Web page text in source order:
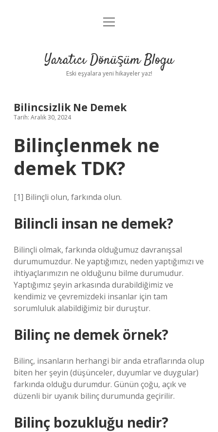
Anasayfa
Yasal Uyarı
menüyü
Yaratıcı Dönüşüm Blogu
Eski eşyalara yeni hikayeler yaz!
Bilincsizlik Ne Demek
Tarih: Aralık 30, 2024
Bilinçlenmek ne
demek TDK?
[1] Bilinçli olun, farkında olun.
Bilincli insan ne demek?
Bilinçli olmak, farkında olduğumuz davranışsal
durumumuzdur. Ne yaptığımızı, neden yaptığımızı ve
ihtiyaçlarımızın ne olduğunu bilme durumudur.
Yaptığımız şeyin arkasında durabildiğimiz ve
kendimiz ve çevremizdeki insanlar için tam
sorumluluk alabildiğimiz bir duruştur.
Bilinç ne demek örnek?
Bilinç, insanların herhangi bir anda etraflarında olup
biten her şeyin (düşünceler, duyumlar ve duygular)
farkında olduğu durumdur. Günün çoğu, açık ve
düzenli bir uyanık bilinç durumunda geçirilir.
Bilinç bozukluğu nedir?